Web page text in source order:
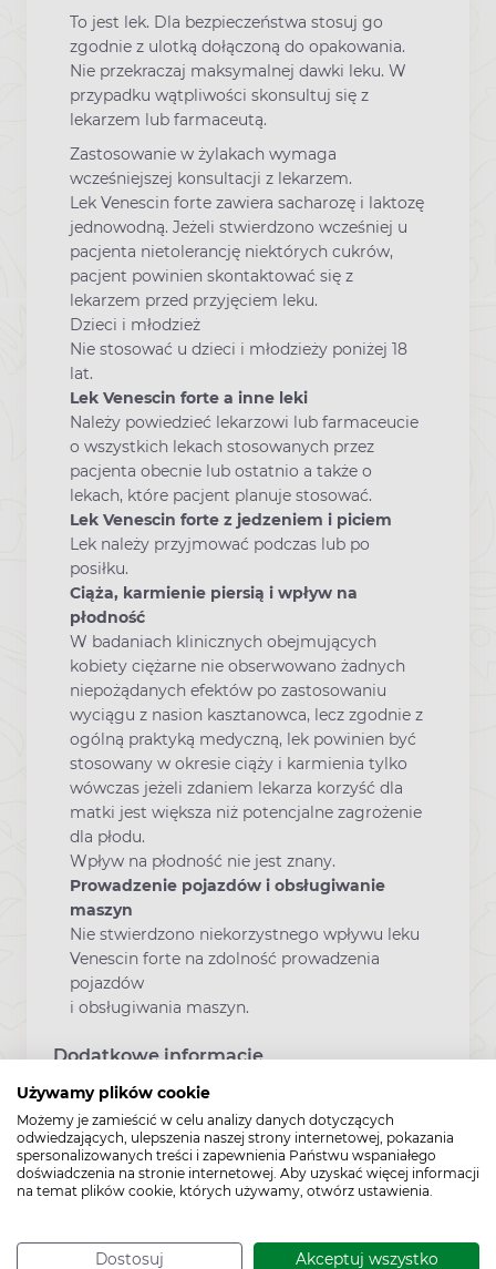
Używamy plików cookie
Możemy je zamieścić w celu analizy danych dotyczących
odwiedzających, ulepszenia naszej strony internetowej, pokazania
spersonalizowanych treści i zapewnienia Państwu wspaniałego
doświadczenia na stronie internetowej. Aby uzyskać więcej informacji
na temat plików cookie, których używamy, otwórz ustawienia.
Dostosuj Akceptuj wszystko
To jest lek. Dla bezpieczeństwa stosuj go
zgodnie z ulotką dołączoną do opakowania.
Nie przekraczaj maksymalnej dawki leku. W
przypadku wątpliwości skonsultuj się z
lekarzem lub farmaceutą.
Zastosowanie w żylakach wymaga
wcześniejszej konsultacji z lekarzem.
Lek Venescin forte zawiera sacharozę i laktozę
jednowodną. Jeżeli stwierdzono wcześniej u
pacjenta nietolerancję niektórych cukrów,
pacjent powinien skontaktować się z
lekarzem przed przyjęciem leku.
Dzieci i młodzież
Nie stosować u dzieci i młodzieży poniżej 18
lat.
Lek Venescin forte a inne leki
Należy powiedzieć lekarzowi lub farmaceucie
o wszystkich lekach stosowanych przez
pacjenta obecnie lub ostatnio a także o
lekach, które pacjent planuje stosować.
Lek Venescin forte z jedzeniem i piciem
Lek należy przyjmować podczas lub po
posiłku.
Ciąża, karmienie piersią i wpływ na
płodność
W badaniach klinicznych obejmujących
kobiety ciężarne nie obserwowano żadnych
niepożądanych efektów po zastosowaniu
wyciągu z nasion kasztanowca, lecz zgodnie z
ogólną praktyką medyczną, lek powinien być
stosowany w okresie ciąży i karmienia tylko
wówczas jeżeli zdaniem lekarza korzyść dla
matki jest większa niż potencjalne zagrożenie
dla płodu.
Wpływ na płodność nie jest znany.
Prowadzenie pojazdów i obsługiwanie
maszyn
Nie stwierdzono niekorzystnego wpływu leku
Venescin forte na zdolność prowadzenia
pojazdów
i obsługiwania maszyn.
Dodatkowe informacje
To jest lek. Dla bezpieczeństwa stosuj
go zgodnie z ulotką dołączoną do
opakowania. Nie przekraczaj
maksymalnej dawki leku. W przypadku
lub farmaceutą.